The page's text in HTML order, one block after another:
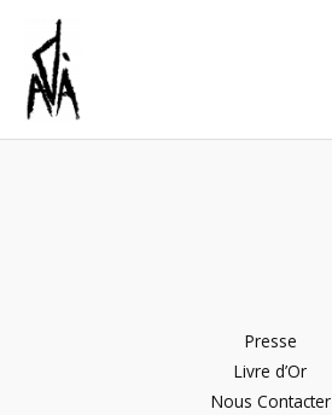
contenu
Presse
Livre d’Or
Nous Contacter